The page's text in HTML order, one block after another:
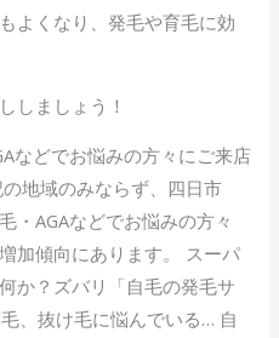
よくなり、発毛や育毛に効
しましょう！
などでお悩みの方々にご来店
地域のみならず、四日市
・AGAなどでお悩みの方々
加傾向にあります。 スーパ
か？ズバリ「自毛の発毛サ
、抜け毛に悩んでいる… 自